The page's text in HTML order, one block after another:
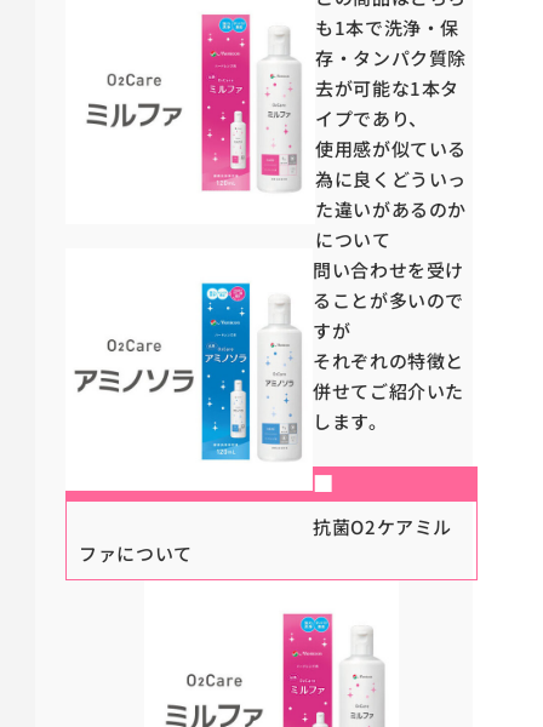
も1本で洗浄・保
存・タンパク質除
去が可能な1本タ
イプであり、
使用感が似ている
為に良くどういっ
た違いがあるのか
について
問い合わせを受け
ることが多いので
すが
それぞれの特徴と
併せてご紹介いた
します。
■
抗菌O2ケアミル
ファについて